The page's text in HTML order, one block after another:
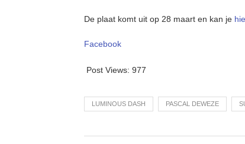
De plaat komt uit op 28 maart en kan je
Facebook
Post Views: 977
LUMINOUS DASH PASCAL DEWEZE